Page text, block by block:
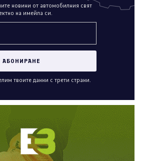
новини от автомобилния свят
на имейла си.
твоите данни с трети страни.